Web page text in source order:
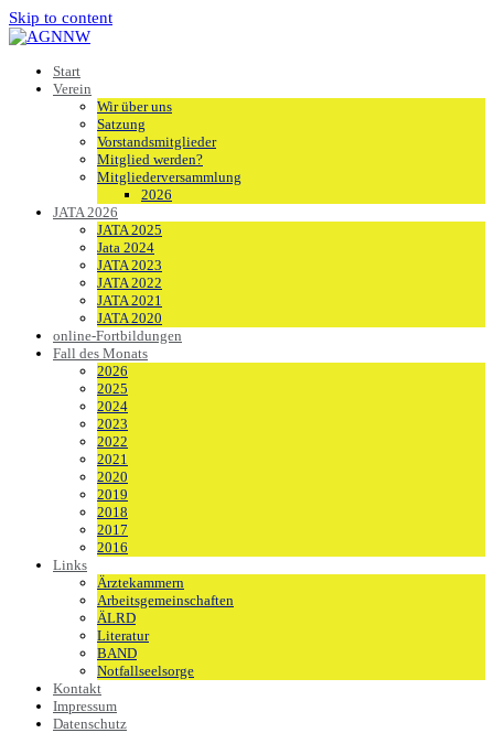
Skip to content
Start
Verein
Wir über uns
Satzung
Vorstandsmitglieder
Mitglied werden?
Mitgliederversammlung
2026
JATA 2026
JATA 2025
Jata 2024
JATA 2023
JATA 2022
JATA 2021
JATA 2020
online-Fortbildungen
Fall des Monats
2026
2025
2024
2023
2022
2021
2020
2019
2018
2017
2016
Links
Ärztekammern
Arbeitsgemeinschaften
ÄLRD
Literatur
BAND
Notfallseelsorge
Kontakt
Impressum
Datenschutz